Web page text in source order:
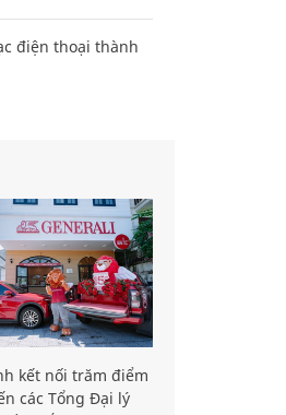
điện thoại thành
kết nối trăm điểm
các Tổng Đại lý